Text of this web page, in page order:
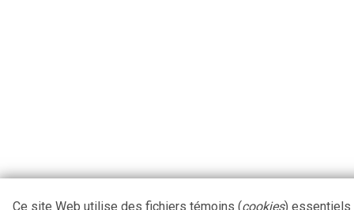
Ce site Web utilise des fichiers témoins (cookies) essentiels